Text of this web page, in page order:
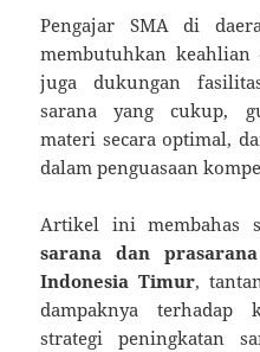
Pengajar SMA di
membutuhkan
juga dukungan
sarana yang cukup,
materi secara optimal,
dalam penguasaan
Artikel ini membahas
sarana dan
Indonesia Timur,
dampaknya terhadap
strategi peningkatan